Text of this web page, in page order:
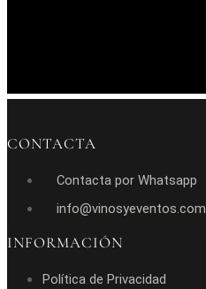
CONTACTA
Contacta por Whatsapp
info@vinosyeventos.com
INFORMACIÓN
Política de Privacidad